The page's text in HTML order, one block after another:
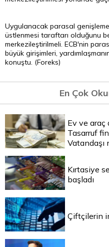
Uygulanacak parasal
üstlenmesi taraftarı olduğunu
merkezileştirilmeli. ECB'nin
büyük girişimleri,
konuştu. (Foreks)
En Çok
Ev ve araç
Tasarruf
Vatandaşı
Kırtasiye
başladı
Çiftçilerin